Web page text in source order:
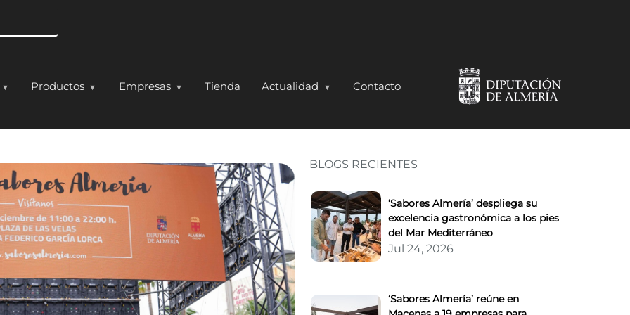
Productos Empresas Tienda Actualidad Contacto
llena de salud y calidad la Plaza de
BLOGS RECIENTES
‘Sabores Almería’ despliega su
excelencia gastronómica a los pies
del Mar Mediterráneo
Jul 24, 2026
‘Sabores Almería’ reúne en